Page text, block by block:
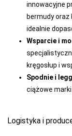
innowacyjne
bermudy oraz
idealnie
Wsparcie i
kręgosłup i
Spodnie i
ciążowe marki
Logistyka i